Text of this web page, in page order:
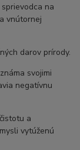
na
vnútornej
darov prírody.
svojimi
negatívnu
a
vytúženú